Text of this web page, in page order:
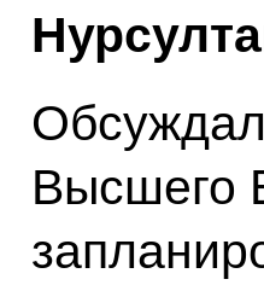
Высшего